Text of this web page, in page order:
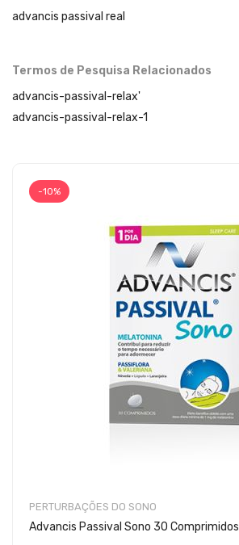
advancis passival real
Termos de Pesquisa Relacionados
advancis-passival-relax'
advancis-passival-relax-1
-10%
PERTURBAÇÕES DO SONO
Advancis Passival Sono 30 Comprimidos